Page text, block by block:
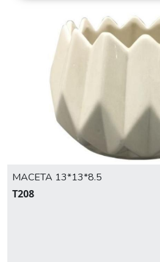
MACETA 13*13*8.5
T208